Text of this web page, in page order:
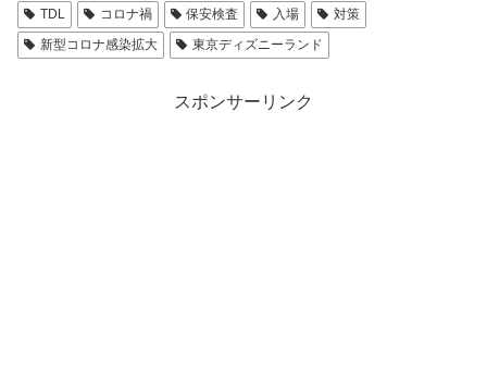
TDL コロナ禍 保安検査 入場
対策
新型コロナ感染拡大
東京ディズニーランド
スポンサーリンク